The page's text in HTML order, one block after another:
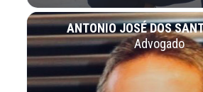
ANTONIO JOSÉ DOS
Advogado